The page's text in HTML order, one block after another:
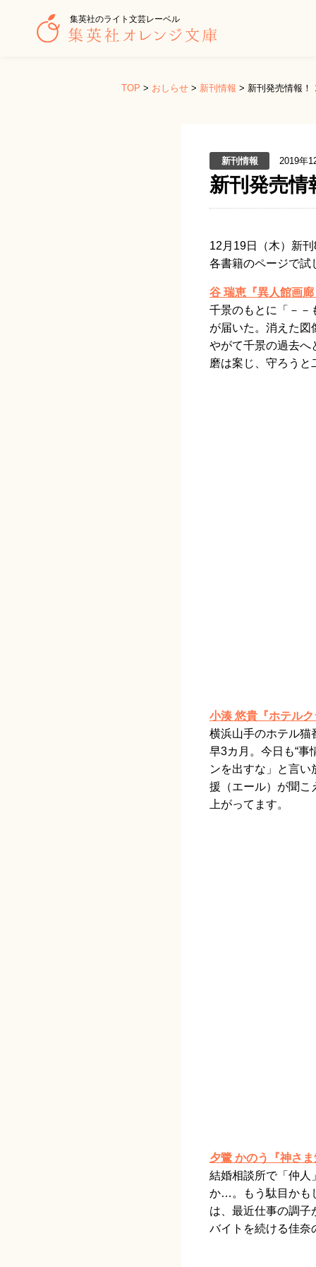
集英社のライト文芸レーベル
TOP > おしらせ > 新刊情報 > 新刊発売情報！
新刊情報 2019年
新刊発売情
12月19日（木） 新刊
各書籍のページで試
谷 瑞恵『異人館画
千景のもとに「－
が届いた。消えた
やがて千景の過去へ
磨は案じ、守ろう
小湊 悠貴『ホテル
横浜山手のホテル猫
早3カ月。今日も“事
ンを出すな」と言
援（エール）が聞こ
上がってます。
夕鷺 かのう『神さ
結婚相談所で「仲人
か…。もう駄目かも
は、最近仕事の調
バイトを続ける佳